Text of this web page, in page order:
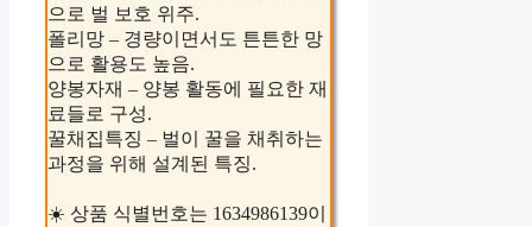
으로 벌 보호 위주.
폴리망 – 경량이면서도 튼튼한 망
으로 활용도 높음.
양봉자재 – 양봉 활동에 필요한 재
료들로 구성.
꿀채집특징 – 벌이 꿀을 채취하는
과정을 위해 설계된 특징.
☀️ 상품 식별번호는 1634986139이